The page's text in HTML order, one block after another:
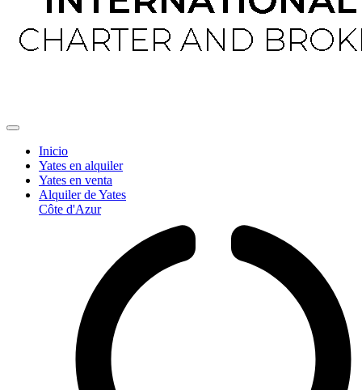
Inicio
Yates en alquiler
Yates en venta
Alquiler de Yates
Côte d'Azur